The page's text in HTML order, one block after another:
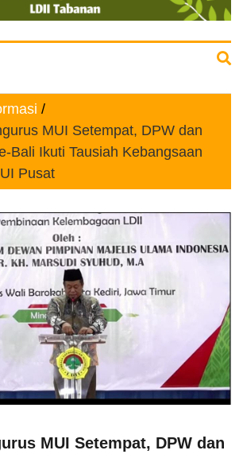
MUI Setempat, DPW dan
Bali Ikuti Tausiah Kebangsaan
Pusat
MUI Setempat, DPW dan